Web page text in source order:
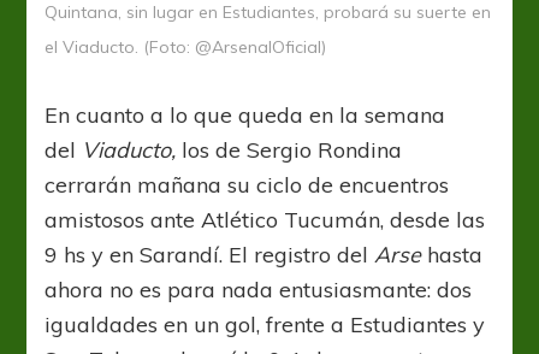
Quintana, sin lugar en Estudiantes, probará su suerte en
el Viaducto. (Foto: @ArsenalOficial)
En cuanto a lo que queda en la semana
del Viaducto, los de Sergio Rondina
cerrarán mañana su ciclo de encuentros
amistosos ante Atlético Tucumán, desde las
9 hs y en Sarandí. El registro delArsehasta
ahora no es para nada entusiasmante: dos
igualdades en un gol, frente a Estudiantes y